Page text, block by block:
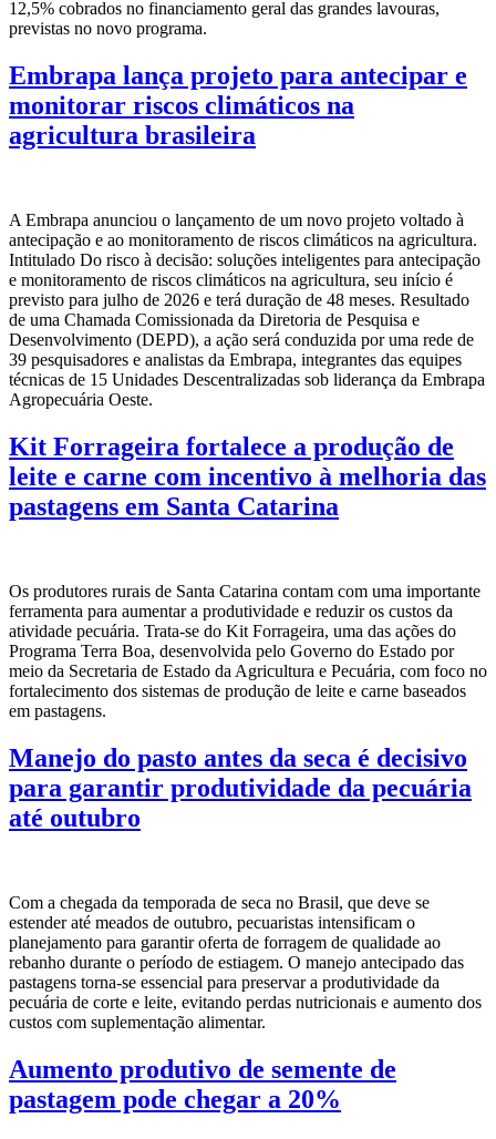
12,5% cobrados no financiamento geral das grandes lavouras,
previstas no novo programa.
Embrapa lança projeto para antecipar e
monitorar riscos climáticos na
agricultura brasileira
A Embrapa anunciou o lançamento de um novo projeto voltado à
antecipação e ao monitoramento de riscos climáticos na agricultura.
Intitulado Do risco à decisão: soluções inteligentes para antecipação
e monitoramento de riscos climáticos na agricultura, seu início é
previsto para julho de 2026 e terá duração de 48 meses. Resultado
de uma Chamada Comissionada da Diretoria de Pesquisa e
Desenvolvimento (DEPD), a ação será conduzida por uma rede de
39 pesquisadores e analistas da Embrapa, integrantes das equipes
técnicas de 15 Unidades Descentralizadas sob liderança da Embrapa
Agropecuária Oeste.
Kit Forrageira fortalece a produção de
leite e carne com incentivo à melhoria das
pastagens em Santa Catarina
Os produtores rurais de Santa Catarina contam com uma importante
ferramenta para aumentar a produtividade e reduzir os custos da
atividade pecuária. Trata-se do Kit Forrageira, uma das ações do
Programa Terra Boa, desenvolvida pelo Governo do Estado por
meio da Secretaria de Estado da Agricultura e Pecuária, com foco no
fortalecimento dos sistemas de produção de leite e carne baseados
em pastagens.
Manejo do pasto antes da seca é decisivo
para garantir produtividade da pecuária
até outubro
Com a chegada da temporada de seca no Brasil, que deve se
estender até meados de outubro, pecuaristas intensificam o
planejamento para garantir oferta de forragem de qualidade ao
rebanho durante o período de estiagem. O manejo antecipado das
pastagens torna-se essencial para preservar a produtividade da
pecuária de corte e leite, evitando perdas nutricionais e aumento dos
custos com suplementação alimentar.
Aumento produtivo de semente de
pastagem pode chegar a 20%